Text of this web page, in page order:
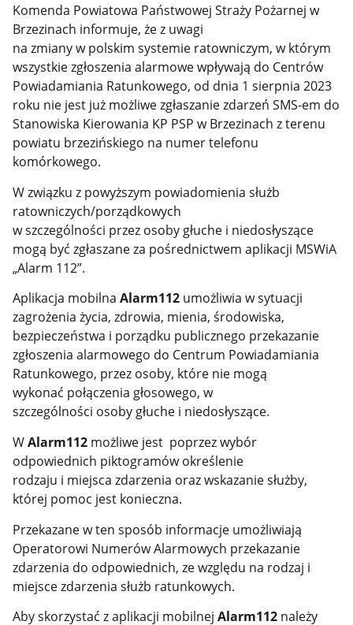
Komenda Powiatowa Państwowej Straży Pożarnej w
Brzezinach informuje, że z uwagi
na zmiany w polskim systemie ratowniczym, w którym
wszystkie zgłoszenia alarmowe wpływają do Centrów
Powiadamiania Ratunkowego, od dnia 1 sierpnia 2023
roku nie jest już możliwe zgłaszanie zdarzeń SMS-em do
Stanowiska Kierowania KP PSP w Brzezinach z terenu
powiatu brzezińskiego na numer telefonu
komórkowego.
W związku z powyższym powiadomienia służb
ratowniczych/porządkowych
w szczególności przez osoby głuche i niedosłyszące
mogą być zgłaszane za pośrednictwem aplikacji MSWiA
„Alarm 112”.
Aplikacja mobilnaAlarm112 umożliwia w sytuacji
zagrożenia życia, zdrowia, mienia, środowiska,
bezpieczeństwa i porządku publicznego przekazanie
zgłoszenia alarmowego do Centrum Powiadamiania
Ratunkowego, przez osoby, które nie mogą
wykonać połączenia głosowego, w
szczególności osoby głuche i niedosłyszące.
WAlarm112 możliwe jest poprzez wybór
odpowiednich piktogramów określenie
rodzaju i miejsca zdarzenia oraz wskazanie służby,
której pomoc jest konieczna.
Przekazane w ten sposób informacje umożliwiają
Operatorowi Numerów Alarmowych przekazanie
zdarzenia do odpowiednich, ze względu na rodzaj i
miejsce zdarzenia służb ratunkowych.
Aby skorzystać z aplikacji mobilnejAlarm112 należy